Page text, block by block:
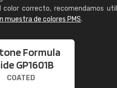
color correcto, recomendamos
muestra de colores PMS.
Formula
GP1601B
COATED